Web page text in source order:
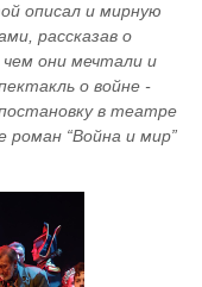
описал и мирную
рассказав о
они мечтали и
о войне -
в театре
роман “Война и мир”